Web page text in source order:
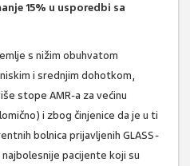
15% u usporedbi sa
s nižim obuhvatom
i srednjim dohotkom,
stope AMR-a za većinu
i zbog činjenice da je u ti
bolnica prijavljenih GLASS-
pacijente koji su